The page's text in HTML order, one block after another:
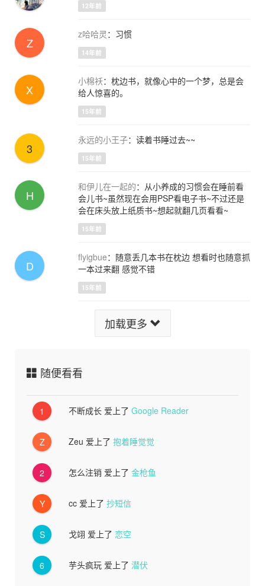
12年前
Z
z哈哈灵 ：习惯
14年前
X
小棉袄：枕边书，就像心中的一个梦，总是会
给人惊喜的。
15年前
3
永远的小王子：读着书睡过去~~
15年前
H
和伊儿在一起的：从小养成的习惯会在睡前看
会儿书~虽然现在会用PSP看电子书~不过还是
会在床头放上纸质书~想起就翻几页看看~
15年前
D
flyigbue：随意丢几本书在枕边 想看时也随意抓
一本过来翻 感觉不错
15年前
加载更多
随便看看
1 不断成长 爱上了Google Reader
Z Zeu 爱上了抱着睡觉觉
2 怎么注销 爱上了金枪鱼
Y cc 爱上了抄短信
S 戈翊 爱上了 恋空
6 芋头疯玩 爱上了潜伏